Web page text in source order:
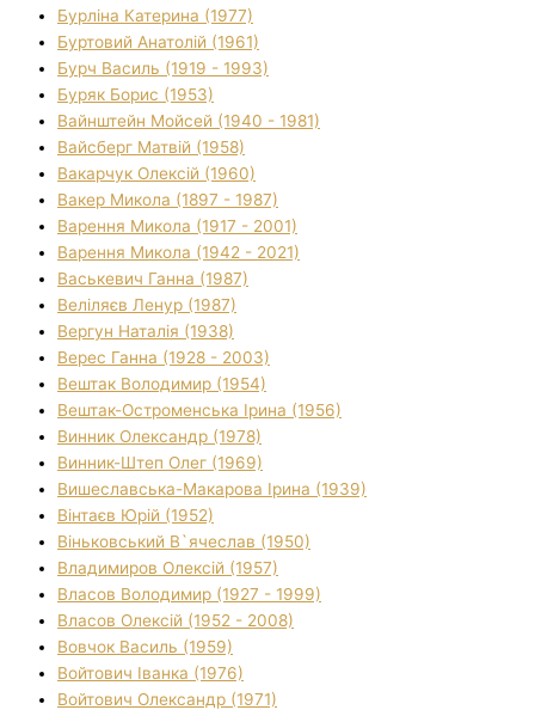
Бурліна Катерина (1977)
Буртовий Анатолій (1961)
Бурч Василь (1919 - 1993)
Буряк Борис (1953)
Вайнштейн Мойсей (1940 - 1981)
Вайсберг Матвій (1958)
Вакарчук Олексій (1960)
Вакер Микола (1897 - 1987)
Варення Микола (1917 - 2001)
Варення Микола (1942 - 2021)
Васькевич Ганна (1987)
Веліляєв Ленур (1987)
Вергун Наталія (1938)
Верес Ганна (1928 - 2003)
Вештак Володимир (1954)
Вештак-Остроменська Ірина (1956)
Винник Олександр (1978)
Винник-Штеп Олег (1969)
Вишеславська-Макарова Ірина (1939)
Вінтаєв Юрій (1952)
Віньковський В`ячеслав (1950)
Владимиров Олексій (1957)
Власов Володимир (1927 - 1999)
Власов Олексій (1952 - 2008)
Вовчок Василь (1959)
Войтович Іванка (1976)
Войтович Олександр (1971)